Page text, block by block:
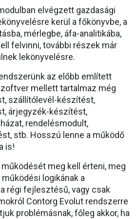
elvégzett gazdasági
kerül a főkönyvbe, a
mérlegbe, áfa-analitikába,
felvinni, további részek már
lekönyvelésre.
az előbb említett
mellett tartalmaz még
szállítólevél-készítést,
árjegyzék-készítést,
rendelésmodult,
stb. Hosszú lenne a működő
is!
meg kell érteni, meg
logikának a
régi fejlesztésű, vagy csak
Contorg Evolut rendszerre
problémásnak, főleg akkor, ha